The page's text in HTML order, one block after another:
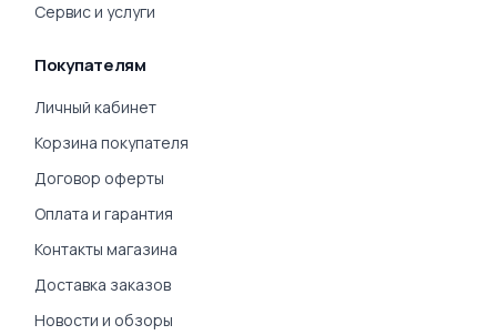
Сервис и услуги
Покупателям
Личный кабинет
Корзина покупателя
Договор оферты
Оплата и гарантия
Контакты магазина
Доставка заказов
Новости и обзоры